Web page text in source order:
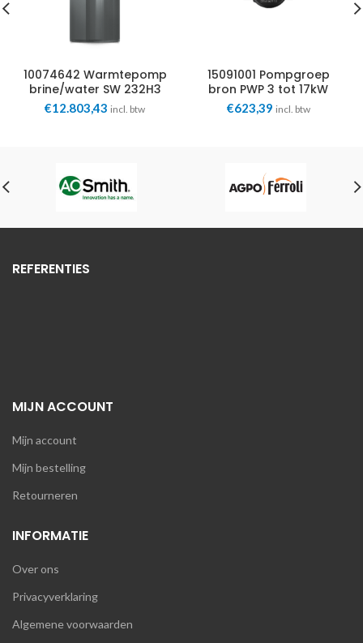
10074642 Warmtepomp
brine/water SW 232H3
22,4kW 400V Alpha
Innotec
€12.803,43 incl. btw
15091001 Pompgroep
bron PWP 3 tot 17kW
Alpha Innotec
€623,39 incl. btw
REFERENTIES
MIJN ACCOUNT
Mijn account
Mijn bestelling
Retourneren
INFORMATIE
Over ons
Privacyverklaring
Algemene voorwaarden